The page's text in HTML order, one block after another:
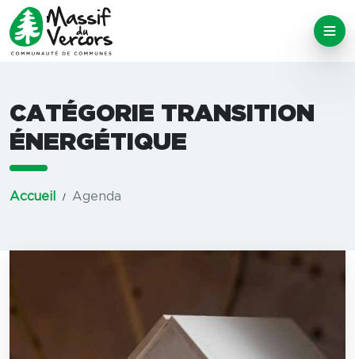
CATÉGORIE TRANSITION
ÉNERGÉTIQUE
Accueil Agenda